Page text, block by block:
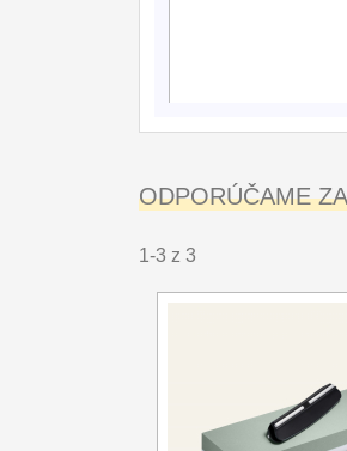
ODPORÚČAME
1-3 z 3